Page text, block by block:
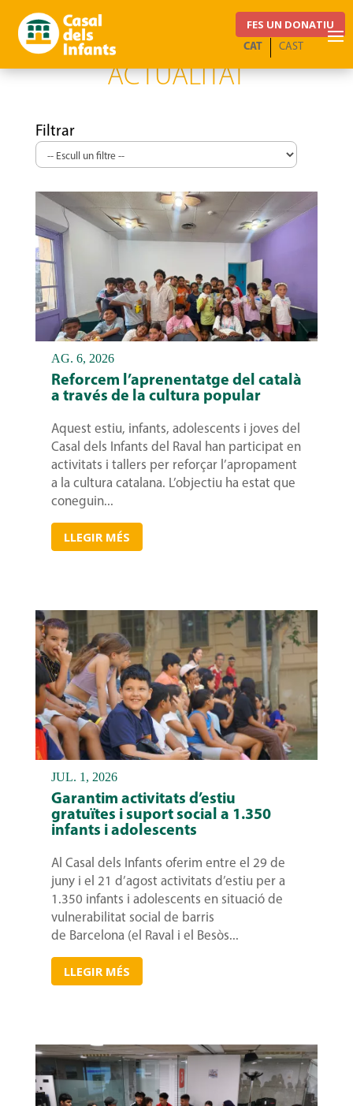
FES UN DONATIU
CAST
CAT
ACTUALITAT
Filtrar
Reforcem l’aprenentatge del català
a través de la cultura popular
Aquest estiu, infants, adolescents i joves del
Casal dels Infants del Raval han participat en
activitats i tallers per reforçar l’apropament
a la cultura catalana. L’objectiu ha estat que
coneguin...
LLEGIR MÉS
AG. 6, 2026
Garantim activitats d’estiu
gratuïtes i suport social a 1.350
infants i adolescents
Al Casal dels Infants oferim entre el 29 de
juny i el 21 d’agost activitats d’estiu per a
1.350 infants i adolescents en situació de
vulnerabilitat social de barris
de Barcelona (el Raval i el Besòs...
LLEGIR MÉS
JUL. 1, 2026